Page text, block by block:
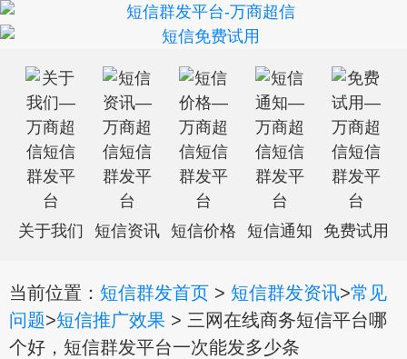
关于我们 短信资讯 短信价格 短信通知 免费试用
当前位置： 短信群发首页 > 短信群发资讯>常见
问题>短信推广效果 > 三网在线商务短信平台哪
个好，短信群发平台一次能发多少条